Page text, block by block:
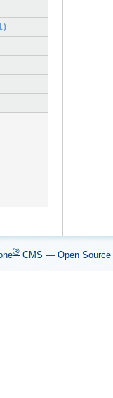
® CMS — Open Source